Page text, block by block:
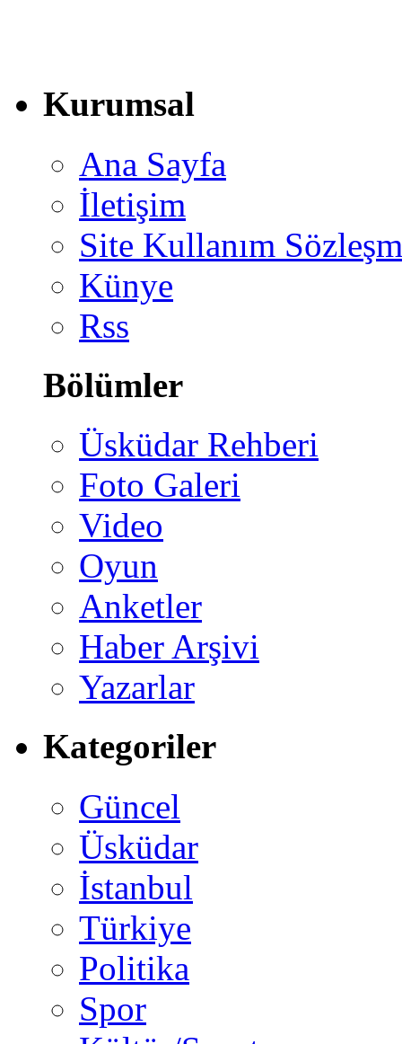
Kurumsal
Ana Sayfa
İletişim
Site Kullanım
Künye
Rss
Bölümler
Üsküdar Rehberi
Foto Galeri
Video
Oyun
Anketler
Haber Arşivi
Yazarlar
Kategoriler
Güncel
Üsküdar
İstanbul
Türkiye
Politika
Spor